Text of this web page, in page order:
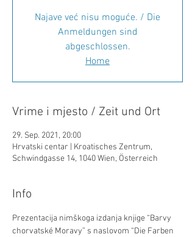
Najave već nisu moguće. / Die
Anmeldungen sind
abgeschlossen.
Home
Vrime i mjesto / Zeit und Ort
29. Sep. 2021, 20:00
Hrvatski centar | Kroatisches Zentrum,
Schwindgasse 14, 1040 Wien, Österreich
Info
Prezentacija nimškoga izdanja knjige “Barvy
chorvatské Moravy” s naslovom “Die Farben